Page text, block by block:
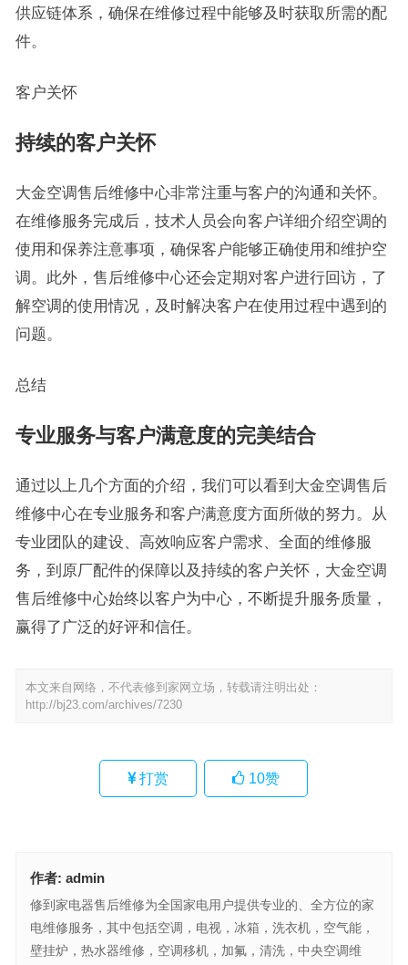
供应链体系，确保在维修过程中能够及时获取所需的配
件。
客户关怀
持续的客户关怀
大金空调售后维修中心非常注重与客户的沟通和关怀。
在维修服务完成后，技术人员会向客户详细介绍空调的
使用和保养注意事项，确保客户能够正确使用和维护空
调。此外，售后维修中心还会定期对客户进行回访，了
解空调的使用情况，及时解决客户在使用过程中遇到的
问题。
总结
专业服务与客户满意度的完美结合
通过以上几个方面的介绍，我们可以看到大金空调售后
维修中心在专业服务和客户满意度方面所做的努力。从
专业团队的建设、高效响应客户需求、全面的维修服
务，到原厂配件的保障以及持续的客户关怀，大金空调
售后维修中心始终以客户为中心，不断提升服务质量，
赢得了广泛的好评和信任。
本文来自网络，不代表修到家网立场，转载请注明出处：
http://bj23.com/archives/7230
打赏 10赞
作者: admin
修到家电器售后维修为全国家电用户提供专业的、全方位的家
电维修服务，其中包括空调，电视，冰箱，洗衣机，空气能，
壁挂炉，热水器维修，空调移机，加氟，清洗，中央空调维